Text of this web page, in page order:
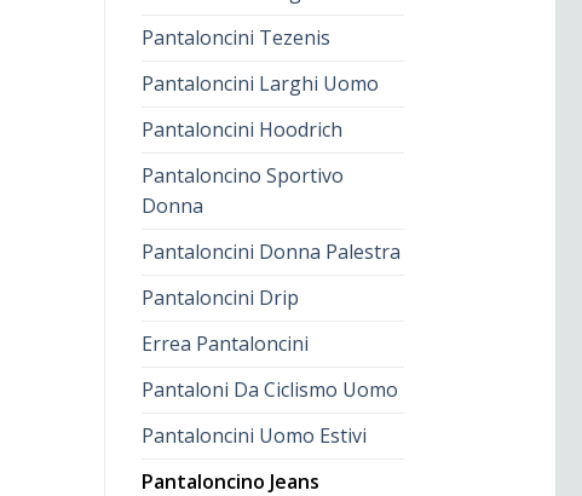
Pantaloncini Tezenis
Pantaloncini Larghi Uomo
Pantaloncini Hoodrich
Pantaloncino Sportivo
Donna
Pantaloncini Donna Palestra
Pantaloncini Drip
Errea Pantaloncini
Pantaloni Da Ciclismo Uomo
Pantaloncini Uomo Estivi
Pantaloncino Jeans